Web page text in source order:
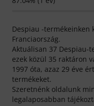
Despiau -termékeinken
Franciaország.
Aktuálisan 37 Despiau-
ezek közül 35 raktáron
1997 óta, azaz 29 éve
termékeket.
Szeretnénk oldalunk
legalaposabban